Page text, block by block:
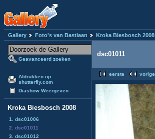
Gallery Foto's van Bastiaan Kroka Biesbosch 2008
Geavanceerd zoeken
Afdrukken op
shutterfly.com
Diashow Weergeven
Kroka Biesbosch 2008
1. dsc01006
2. dsc01011
3. dsc01012
dsc01011
eerste vorige